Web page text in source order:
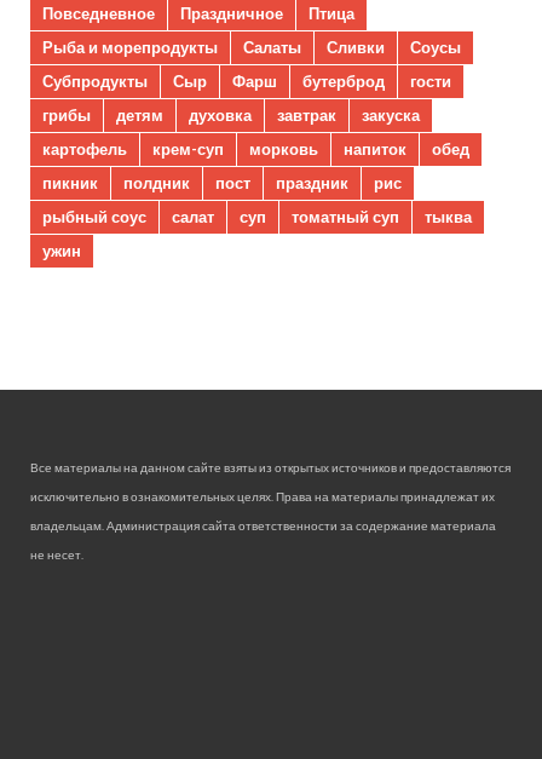
Повседневное
Праздничное
Птица
Рыба и морепродукты
Салаты Сливки
Соусы
Субпродукты
Сыр Фарш бутерброд
гости
грибы
детям духовка завтрак
закуска
картофель
крем-суп морковь напиток
обед
пикник
полдник пост праздник
рис
рыбный соус
салат суп томатный суп
тыква
ужин
Все материалы на данном сайте взяты из открытых источников и предоставляются
исключительно в ознакомительных целях. Права на материалы принадлежат их
владельцам. Администрация сайта ответственности за содержание материала
не несет.